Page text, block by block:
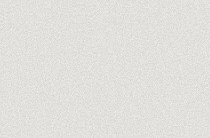
Découvre nos formateurs